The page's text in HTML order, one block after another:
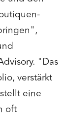
"Das
verstärkt
eine
oft